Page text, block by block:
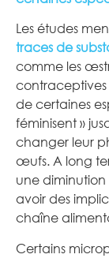
Les études
traces de
comme les
contraceptives
de certaines
féminisent »
changer leur
œufs. A long
une
avoir des
chaîne
Certains